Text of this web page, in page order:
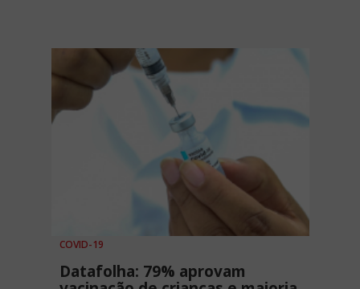
COVID-19
Datafolha: 79% aprovam